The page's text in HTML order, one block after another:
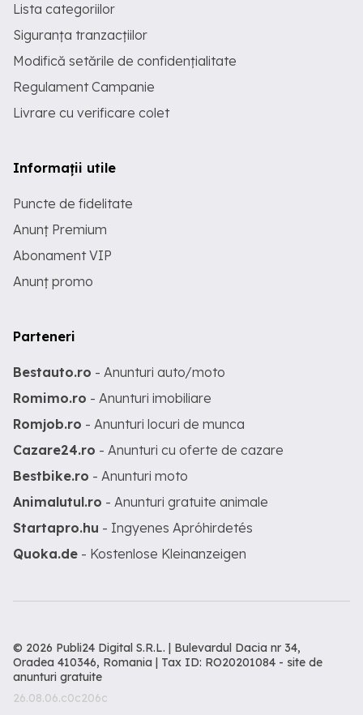
Lista categoriilor
Siguranța tranzacțiilor
Modifică setările de confidențialitate
Regulament Campanie
Livrare cu verificare colet
Informații utile
Puncte de fidelitate
Anunț Premium
Abonament VIP
Anunț promo
Parteneri
Bestauto.ro - Anunturi auto/moto
Romimo.ro - Anunturi imobiliare
Romjob.ro - Anunturi locuri de munca
Cazare24.ro - Anunturi cu oferte de cazare
Bestbike.ro - Anunturi moto
Animalutul.ro - Anunturi gratuite animale
Startapro.hu - Ingyenes Apróhirdetés
Quoka.de - Kostenlose Kleinanzeigen
© 2026 Publi24 Digital S.R.L. | Bulevardul Dacia nr 34,
Oradea 410346, Romania | Tax ID: RO20201084 - site de
anunturi gratuite
26.08.06.c0c206c